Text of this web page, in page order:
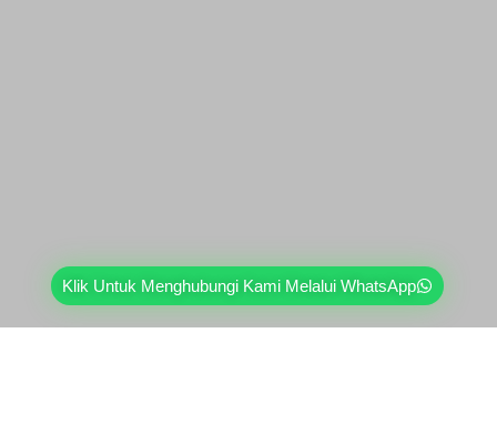
Klik Untuk Menghubungi Kami Melalui WhatsApp